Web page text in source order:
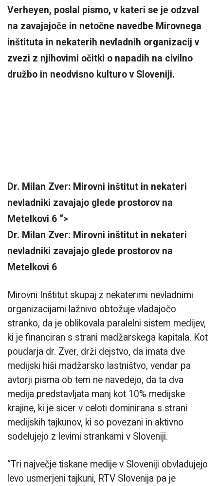
Verheyen, poslal pismo, v kateri se je odzval
na zavajajoče in netočne navedbe Mirovnega
inštituta in nekaterih nevladnih organizacij v
zvezi z njihovimi očitki o napadih na civilno
družbo in neodvisno kulturo v Sloveniji.
Dr. Milan Zver: Mirovni inštitut in nekateri
nevladniki zavajajo glede prostorov na
Metelkovi 6 “>
Dr. Milan Zver: Mirovni inštitut in nekateri
nevladniki zavajajo glede prostorov na
Metelkovi 6
Mirovni Inštitut skupaj z nekaterimi nevladnimi
organizacijami lažnivo obtožuje vladajočo
stranko, da je oblikovala paralelni sistem medijev,
ki je financiran s strani madžarskega kapitala. Kot
poudarja dr. Zver, drži dejstvo, da imata dve
medijski hiši madžarsko lastništvo, vendar pa
avtorji pisma ob tem ne navedejo, da ta dva
medija predstavljata manj kot 10% medijske
krajine, ki je sicer v celoti dominirana s strani
medijskih tajkunov, ki so povezani in aktivno
sodelujejo z levimi strankami v Sloveniji.
“Tri največje tiskane medije v Sloveniji obvladujejo
levo usmerjeni tajkuni, RTV Slovenija pa je